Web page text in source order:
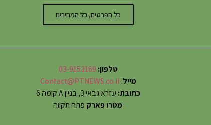
כל הפרטים, כל המחירים
טלפון: 03-9153169
מייל:
Contact@PTNEWS.co.il
כתובת: עזרא גבאי 3, בניין A קומה 6
מטרו פארק פתח תקווה